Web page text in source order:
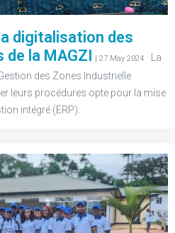
digitalisation des
la MAGZI
| 27 May 2024
La
des Zones Industrielle
leurs procédures opte pour la mise
intégré (ERP).